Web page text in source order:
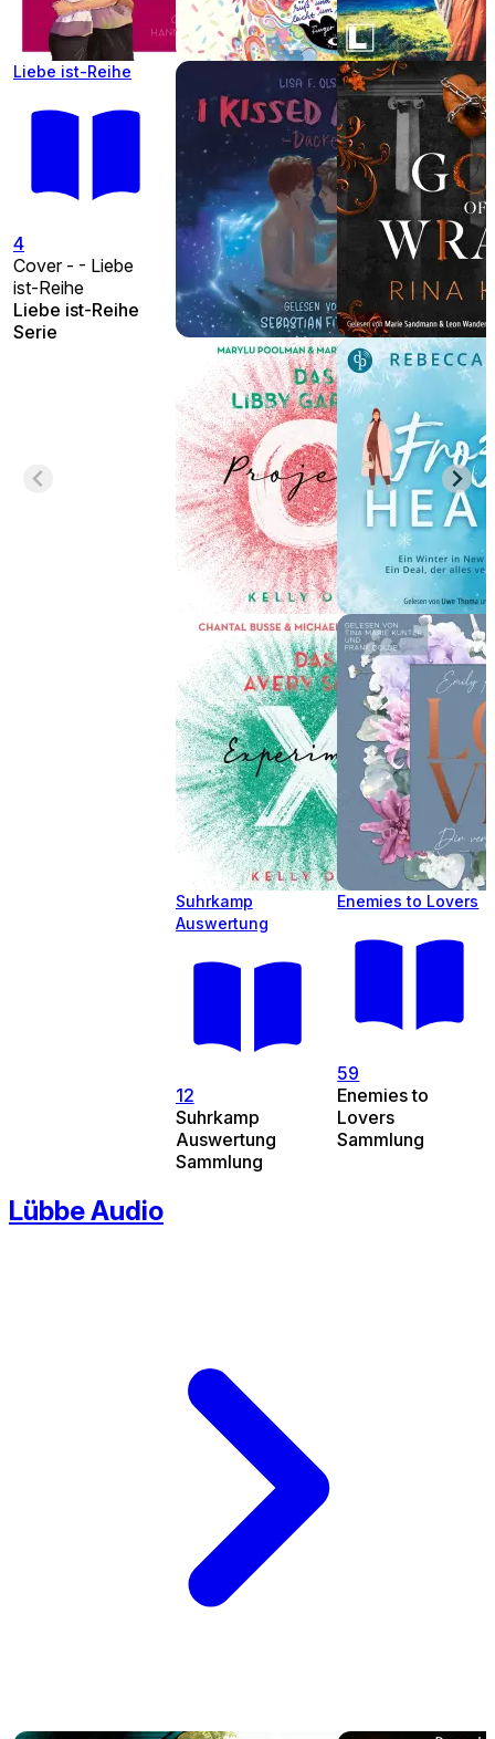
Liebe ist-Reihe
4
Cover - - Liebe
ist-Reihe
Liebe ist-Reihe
Serie
Suhrkamp
Auswertung
12
Suhrkamp
Auswertung
Sammlung
Enemies to Lovers
59
Enemies to
Lovers
Sammlung
Lübbe Audio